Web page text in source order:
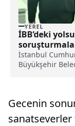
YEREL
İBB’deki
alınanlardan
İstanbul
Büyükşehir
tarafından İBB
Gecenin
sanatseverler